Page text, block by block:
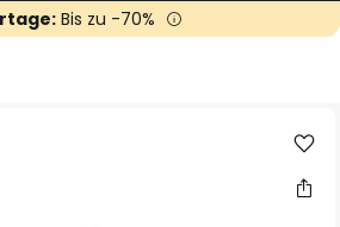
Bis zu -70%